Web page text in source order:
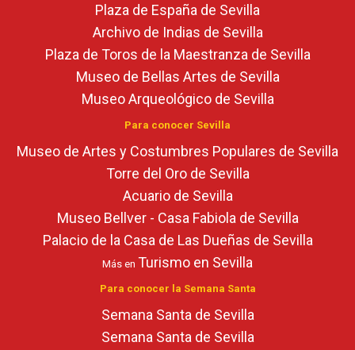
Plaza de España de Sevilla
Archivo de Indias de Sevilla
Plaza de Toros de la Maestranza de Sevilla
Museo de Bellas Artes de Sevilla
Museo Arqueológico de Sevilla
Para conocer Sevilla
Museo de Artes y Costumbres Populares de Sevilla
Torre del Oro de Sevilla
Acuario de Sevilla
Museo Bellver - Casa Fabiola de Sevilla
Palacio de la Casa de Las Dueñas de Sevilla
Más en Turismo en Sevilla
Para conocer la Semana Santa
Semana Santa de Sevilla
Semana Santa de Sevilla